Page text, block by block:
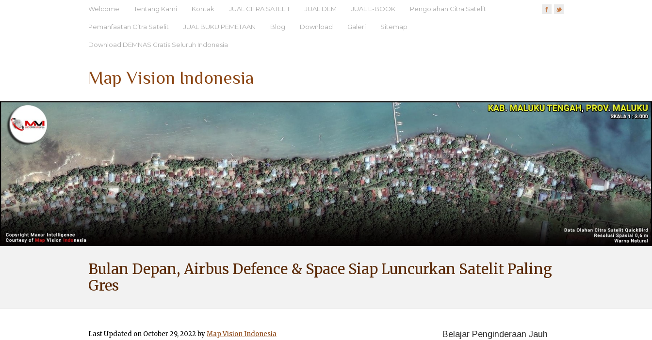
Welcome Tentang Kami Kontak JUAL CITRA SATELIT JUAL DEM JUAL E-BOOK Pengolahan Citra Satelit
Pemanfaatan Citra Satelit JUAL BUKU PEMETAAN Blog Download Galeri Sitemap
Download DEMNAS Gratis Seluruh Indonesia
Map Vision Indonesia
Bulan Depan, Airbus Defence & Space Siap Luncurkan Satelit Paling
Gres
Last Updated on October 29, 2022 byMap Vision Indonesia
Belajar Penginderaan Jauh